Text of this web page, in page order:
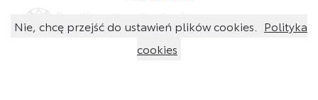
Nie, chcę przejść do ustawień plików cookies.
Polityka
cookies